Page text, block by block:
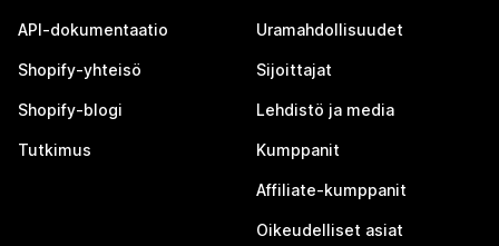
API-dokumentaatio
Shopify-yhteisö
Shopify-blogi
Tutkimus
Uramahdollisuudet
Sijoittajat
Lehdistö ja media
Kumppanit
Affiliate-kumppanit
Oikeudelliset asiat